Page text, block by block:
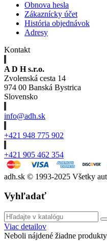
Obnova hesla
Zákaznícky účet
História objednávok
Adresy
Kontakt
A D H s.r.o.
Zvolenská cesta 14
974 00 Banská Bystrica
Slovensko
info@adh.sk
+421 948 775 902
+421 905 462 354
adh.sk © 1993-2025 Všetky
Vyhľadať
Viac detailov
Neboli nájdené žiadne